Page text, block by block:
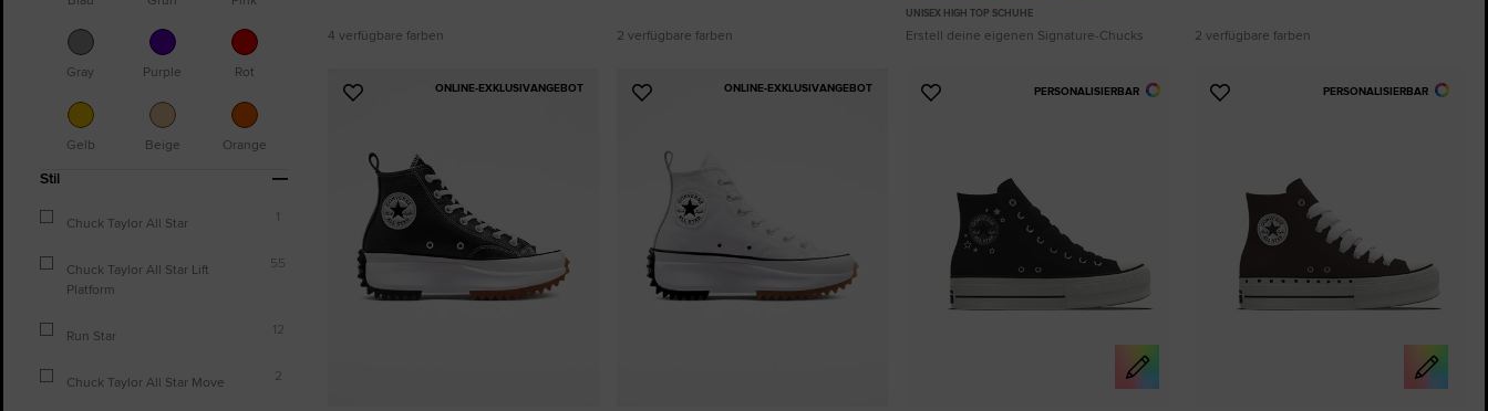
Gray Purple Rot
Gelb Beige Orange
Stil
Chuck Taylor All Star 1
Chuck Taylor All Star Lift
Platform
55
Run Star 12
Chuck Taylor All Star Move 2
4 verfügbare farben 2 verfügbare farben
UNISEX HIGH TOP SCHUHE
Erstell deine eigenen Signature-Chucks 2 verfügbare farben
ONLINE-EXKLUSIVANGEBOT
Zu
hinzufügen
ONLINE-EXKLUSIVANGEBOT
Zu
hinzufügen
PERSONALISIERBAR
Zu
PERSONALISIERBAR
Zu